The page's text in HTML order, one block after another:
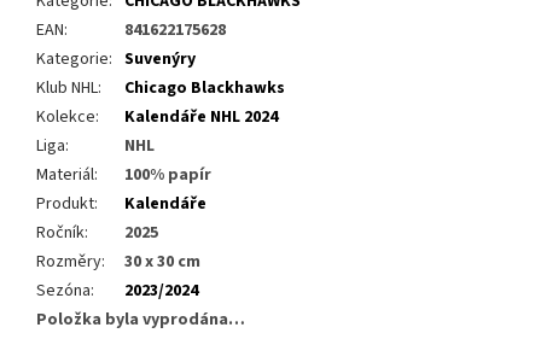
EAN:
841622175628
Kategorie: Suvenýry
Klub NHL:
Chicago Blackhawks
Kolekce:
Kalendáře NHL 2024
Liga:
NHL
Materiál:
100% papír
Produkt:
Kalendáře
Ročník:
2025
Rozměry:
30 x 30 cm
Sezóna:
2023/2024
Položka byla vyprodána…